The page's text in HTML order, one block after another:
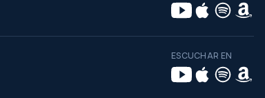
ESCUCHAR EN